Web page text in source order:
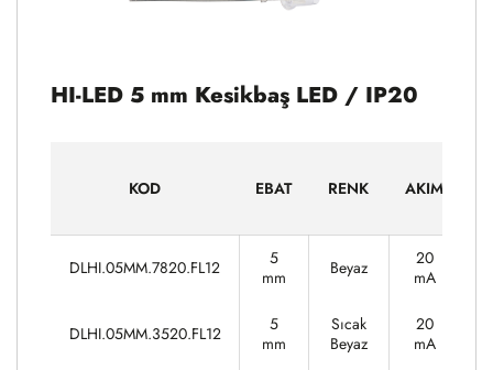
HI-LED 5 mm Kesikbaş LED / IP20
KOD EBAT RENK AKIM
DLHI.05MM.7820.FL12
5
mm
Beyaz
20
mA
DLHI.05MM.3520.FL12
5
mm
Sıcak
Beyaz
20
mA